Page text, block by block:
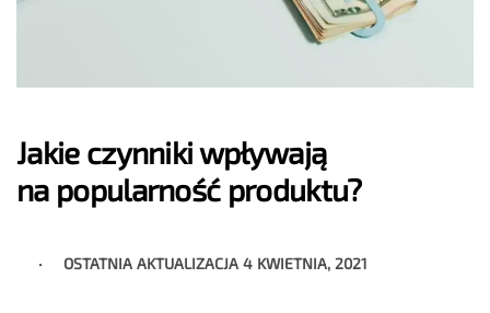
Jakie czynniki wpływają
na popularność produktu?
OSTATNIA AKTUALIZACJA4 KWIETNIA, 2021